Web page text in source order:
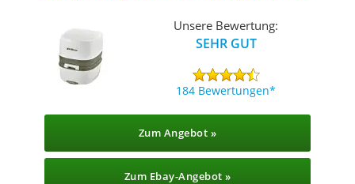
Unsere Bewertung:
SEHR GUT
184 Bewertungen
Zum Angebot »
Zum Ebay-Angebot »